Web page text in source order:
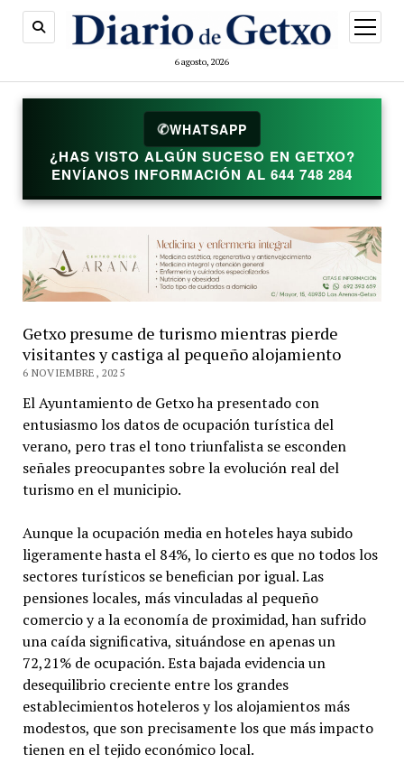
6 agosto, 2026
abrir
menú
✆WHATSAPP
¿HAS VISTO ALGÚN SUCESO EN GETXO?
ENVÍANOS INFORMACIÓN AL 644 748 284
Getxo presume de turismo mientras pierde
visitantes y castiga al pequeño alojamiento
6 NOVIEMBRE, 2025
El Ayuntamiento de Getxo ha presentado con
entusiasmo los datos de ocupación turística del
verano, pero tras el tono triunfalista se esconden
señales preocupantes sobre la evolución real del
turismo en el municipio.
Aunque la ocupación media en hoteles haya subido
ligeramente hasta el 84%, lo cierto es que no todos los
sectores turísticos se benefician por igual. Las
pensiones locales, más vinculadas al pequeño
comercio y a la economía de proximidad, han sufrido
una caída significativa, situándose en apenas un
72,21% de ocupación. Esta bajada evidencia un
desequilibrio creciente entre los grandes
establecimientos hoteleros y los alojamientos más
modestos, que son precisamente los que más impacto
tienen en el tejido económico local.